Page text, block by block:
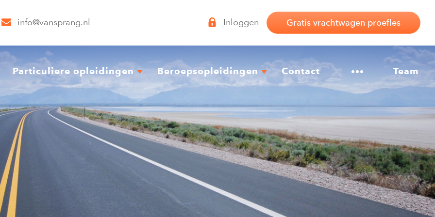
info@vansprang.nl Inloggen Gratis vrachtwagen proefles
Particuliere opleidingen Beroepsopleidingen Contact Overig Team